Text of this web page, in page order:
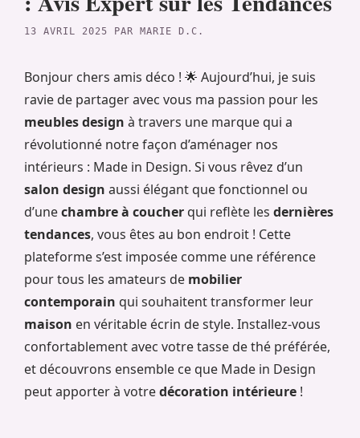
13 AVRIL 2025 PAR MARIE D.C.
Bonjour chers amis déco ! 🌟 Aujourd’hui, je suis
ravie de partager avec vous ma passion pour les
meubles design à travers une marque qui a
révolutionné notre façon d’aménager nos
intérieurs : Made in Design. Si vous rêvez d’un
salon design aussi élégant que fonctionnel ou
d’unechambre à coucher qui reflète les dernières
tendances, vous êtes au bon endroit ! Cette
plateforme s’est imposée comme une référence
pour tous les amateurs de mobilier
contemporain qui souhaitent transformer leur
maison en véritable écrin de style. Installez-vous
confortablement avec votre tasse de thé préférée,
et découvrons ensemble ce que Made in Design
peut apporter à votredécoration intérieure !